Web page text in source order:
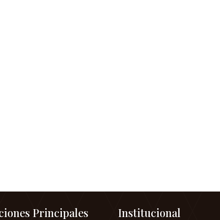
Principales Institucional